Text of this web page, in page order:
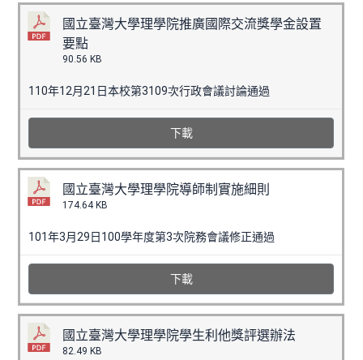
國立臺灣大學理學院推廣國際交流獎學金設置
要點
90.56 KB
110年12月21日本校第3109次行政會議討論通過
下載
國立臺灣大學理學院導師制實施細則
174.64 KB
101年3月29日100學年度第3次院務會議修正通過
下載
國立臺灣大學理學院學生利他獎評選辦法
82.49 KB